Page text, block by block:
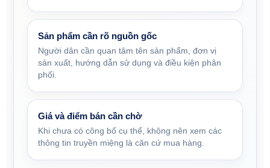
Sản phẩm cần rõ nguồn gốc
Người dân cần quan tâm tên sản phẩm, đơn vị
sản xuất, hướng dẫn sử dụng và điều kiện phân
phối.
Giá và điểm bán cần chờ
Khi chưa có công bố cụ thể, không nên xem các
thông tin truyền miệng là căn cứ mua hàng.